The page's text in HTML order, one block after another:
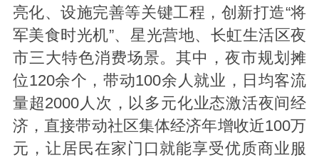
亮化、设施完善等关键工程，创新打造“将
军美食时光机”、星光营地、长虹生活区夜
市三大特色消费场景。其中，夜市规划摊
位120余个，带动100余人就业，日均客流
量超2000人次，以多元化业态激活夜间经
济，直接带动社区集体经济年增收近100万
元，让居民在家门口就能享受优质商业服